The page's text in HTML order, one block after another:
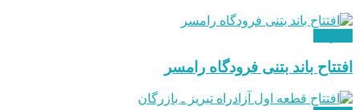
افتتاح باند بتنی فرودگاه رامسر